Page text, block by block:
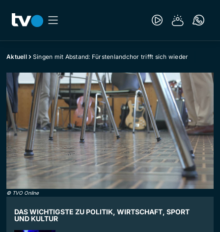
Aktuell Singen mit Abstand: Fürstenlandchor trifft sich wieder
© TVO Online
DAS WICHTIGSTE ZU POLITIK, WIRTSCHAFT, SPORT
UND KULTUR